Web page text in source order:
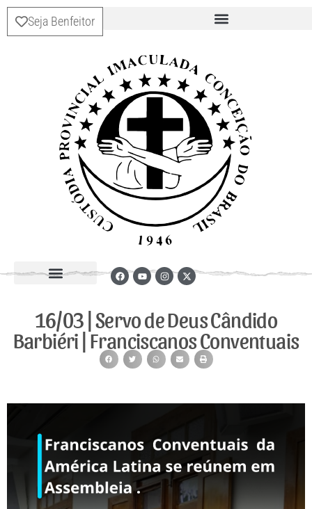
Seja Benfeitor
16/03 | Servo de Deus Cândido
Barbiéri | Franciscanos Conventuais